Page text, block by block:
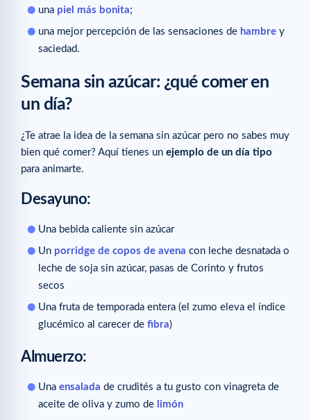
una piel más bonita;
una mejor percepción de las sensaciones de hambre y
saciedad.
Semana sin azúcar: ¿qué comer en
un día?
¿Te atrae la idea de la semana sin azúcar pero no sabes muy
bien qué comer? Aquí tienes un ejemplo de un día tipo
para animarte.
Desayuno:
Una bebida caliente sin azúcar
Un porridge de copos de avena con leche desnatada o
leche de soja sin azúcar, pasas de Corinto y frutos
secos
Una fruta de temporada entera (el zumo eleva el índice
glucémico al carecer de fibra)
Almuerzo:
Una ensalada de crudités a tu gusto con vinagreta de
aceite de oliva y zumo de limón